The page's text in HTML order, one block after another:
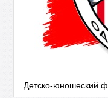
Детско-юношеский